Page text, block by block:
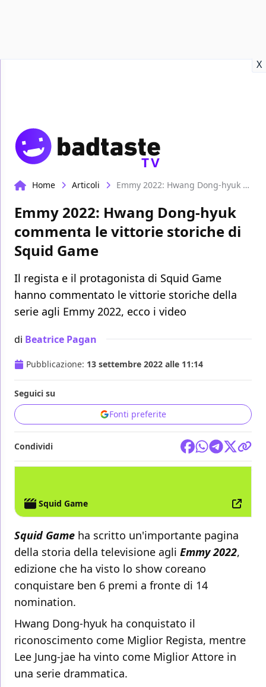
X
TV
Home Articoli Emmy 2022: Hwang Dong-hyuk commenta le vittorie storiche di Squid Game
Emmy 2022: Hwang Dong-hyuk
commenta le vittorie storiche di
Squid Game
Il regista e il protagonista di Squid Game
hanno commentato le vittorie storiche della
serie agli Emmy 2022, ecco i video
di Beatrice Pagan
Pubblicazione: 13 settembre 2022 alle 11:14
Seguici su
Fonti preferite
Condividi
Squid Game
Squid Game ha scritto un'importante pagina
della storia della televisione agli Emmy 2022,
edizione che ha visto lo show coreano
conquistare ben 6 premi a fronte di 14
nomination.
Hwang Dong-hyuk ha conquistato il
riconoscimento come Miglior Regista, mentre
Lee Jung-jae ha vinto come Miglior Attore in
una serie drammatica.